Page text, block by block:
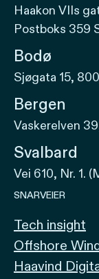
Haakon VIIs
Postboks 359
Bodø
Sjøgata 15,
Bergen
Vaskerelven
Svalbard
Vei 610, Nr. 1.
SNARVEIER
Tech insight
Offshore
Haavind